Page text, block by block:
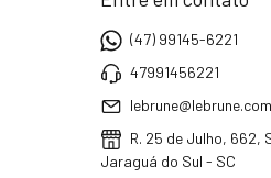
(47) 99145-6221
47991456221
R. 25 de Julho, 662,
Jaraguá do Sul - SC